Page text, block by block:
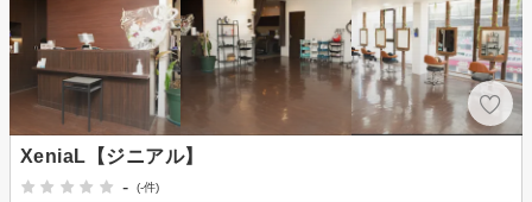
XeniaL【ジニアル】
-
(-件)